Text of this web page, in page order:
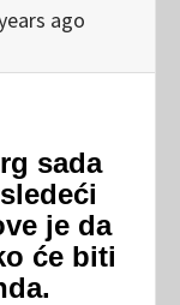
ago
sada
je da
će biti